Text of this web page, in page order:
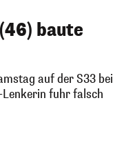
baute
auf der S33 bei
fuhr falsch